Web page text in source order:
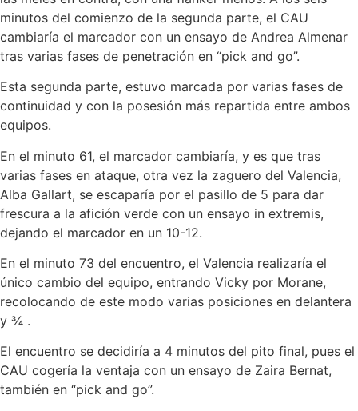
minutos del comienzo de la segunda parte, el CAU
cambiaría el marcador con un ensayo de Andrea Almenar
tras varias fases de penetración en “pick and go”.
Esta segunda parte, estuvo marcada por varias fases de
continuidad y con la posesión más repartida entre ambos
equipos.
En el minuto 61, el marcador cambiaría, y es que tras
varias fases en ataque, otra vez la zaguero del Valencia,
Alba Gallart, se escaparía por el pasillo de 5 para dar
frescura a la afición verde con un ensayo in extremis,
dejando el marcador en un 10-12.
En el minuto 73 del encuentro, el Valencia realizaría el
único cambio del equipo, entrando Vicky por Morane,
recolocando de este modo varias posiciones en delantera
y ¾ .
El encuentro se decidiría a 4 minutos del pito final, pues el
CAU cogería la ventaja con un ensayo de Zaira Bernat,
también en “pick and go”.